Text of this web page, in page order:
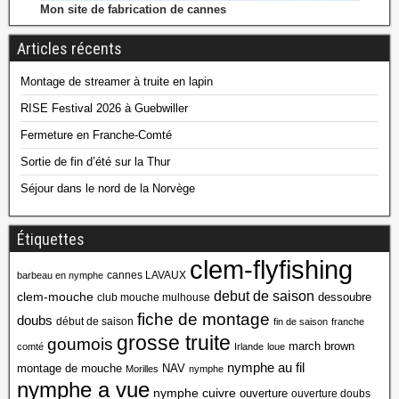
Mon site de fabrication de cannes
Articles récents
Montage de streamer à truite en lapin
RISE Festival 2026 à Guebwiller
Fermeture en Franche-Comté
Sortie de fin d’été sur la Thur
Séjour dans le nord de la Norvège
Étiquettes
barbeau en nymphe cannes LAVAUX clem-flyfishing
clem-mouche club mouche mulhouse debut de saison dessoubre
doubs début de saison fiche de montage fin de saison franche
comté goumois grosse truite Irlande loue march brown
montage de mouche Morilles NAV nymphe nymphe au fil
nymphe a vue nymphe cuivre ouverture ouverture doubs